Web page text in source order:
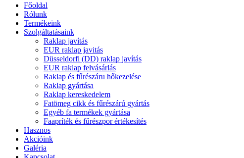
Főoldal
Rólunk
Termékeink
Szolgáltatásaink
Raklap javítás
EUR raklap javitás
Düsseldorfi (DD) raklap javítás
EUR raklap felvásárlás
Raklap és fűrészáru hőkezelése
Raklap gyártása
Raklap kereskedelem
Fatömeg cikk és fűrészárú gyártás
Egyéb fa termékek gyártása
Faapríték és fűrészpor értékesítés
Hasznos
Akcióink
Galéria